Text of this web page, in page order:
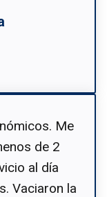
Me
de 2
al día
Vaciaron la